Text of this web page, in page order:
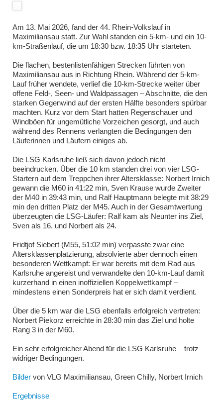
Am 13. Mai 2026, fand der 44. Rhein-Volkslauf in
Maximiliansau statt. Zur Wahl standen ein 5-km- und ein 10-
km-Straßenlauf, die um 18:30 bzw. 18:35 Uhr starteten.
Die flachen, bestenlistenfähigen Strecken führten von
Maximiliansau aus in Richtung Rhein. Während der 5-km-
Lauf früher wendete, verlief die 10-km-Strecke weiter über
offene Feld-, Seen- und Waldpassagen – Abschnitte, die den
starken Gegenwind auf der ersten Hälfte besonders spürbar
machten. Kurz vor dem Start hatten Regenschauer und
Windböen für ungemütliche Vorzeichen gesorgt, und auch
während des Rennens verlangten die Bedingungen den
Läuferinnen und Läufern einiges ab.
Die LSG Karlsruhe ließ sich davon jedoch nicht
beeindrucken. Über die 10 km standen drei von vier LSG-
Startern auf dem Treppchen ihrer Altersklasse: Norbert Irnich
gewann die M60 in 41:22 min, Sven Krause wurde Zweiter
der M40 in 39:43 min, und Ralf Hauptmann belegte mit 38:29
min den dritten Platz der M45. Auch in der Gesamtwertung
überzeugten die LSG-Läufer: Ralf kam als Neunter ins Ziel,
Sven als 16. und Norbert als 24.
Fridtjof Siebert (M55, 51:02 min) verpasste zwar eine
Altersklassenplatzierung, absolvierte aber dennoch einen
besonderen Wettkampf: Er war bereits mit dem Rad aus
Karlsruhe angereist und verwandelte den 10-km-Lauf damit
kurzerhand in einen inoffiziellen Koppelwettkampf –
mindestens einen Sonderpreis hat er sich damit verdient.
Über die 5 km war die LSG ebenfalls erfolgreich vertreten:
Norbert Piekorz erreichte in 28:30 min das Ziel und holte
Rang 3 in der M60.
Ein sehr erfolgreicher Abend für die LSG Karlsruhe – trotz
widriger Bedingungen.
Bildervon VLG Maximiliansau, Green Chilly, Norbert Irnich
Ergebnisse